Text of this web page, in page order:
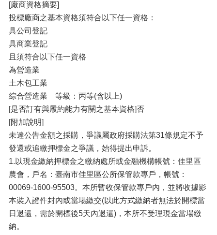
[廠商資格摘要]
投標廠商之基本資格須符合以下任一資格：
具公司登記
具商業登記
且須符合以下任一資格
為營造業
土木包工業
綜合營造業 等級：丙等(含以上)
[是否訂有與履約能力有關之基本資格]否
[附加說明]
未達公告金額之採購，爭議屬政府採購法第31條規定不予
發還或追繳押標金之爭議，始得提出申訴。
1.以現金繳納押標金之繳納處所或金融機構帳號：佳里區
農會，戶名：臺南市佳里區公所保管款專戶，帳號：
00069-1600-95503。本所暫收保管款專戶內，並將收據影
本裝入證件封內或當場繳交(以此方式繳納者無法於開標當
日退還，需於開標後5天內退還)，本所不受理現金當場繳
納。